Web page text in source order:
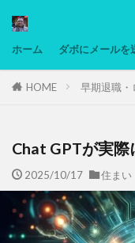
ホーム ダボにメールを
HOME 早期退職・
Chat GPTが実
2025/10/17 住まい
タグ
マレーシア動画
備忘録
動画